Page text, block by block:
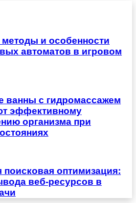
и особенности
автоматов в игровом
ванны с гидромассажем
эффективному
организма при
поисковая оптимизация:
веб-ресурсов в